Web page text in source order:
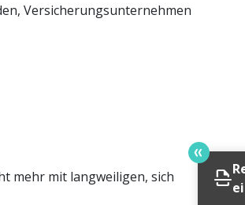
Versicherungsunternehmen
mehr mit langweiligen, sich
scan